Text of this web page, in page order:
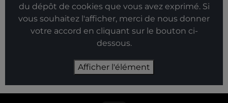
du dépôt de cookies que vous avez exprimé. Si
vous souhaitez l'afficher, merci de nous donner
votre accord en cliquant sur le bouton ci-
dessous.
Afficher l'élément